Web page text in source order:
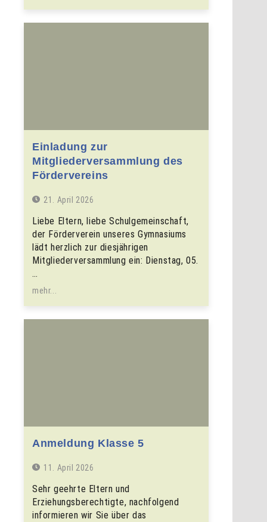
Einladung zur
Mitgliederversammlung des
Fördervereins
21. April 2026
Liebe Eltern, liebe Schulgemeinschaft,
der Förderverein unseres Gymnasiums
lädt herzlich zur diesjährigen
Mitgliederversammlung ein: Dienstag, 05.
…
mehr...
Anmeldung Klasse 5
11. April 2026
Sehr geehrte Eltern und
Erziehungsberechtigte, nachfolgend
informieren wir Sie über das